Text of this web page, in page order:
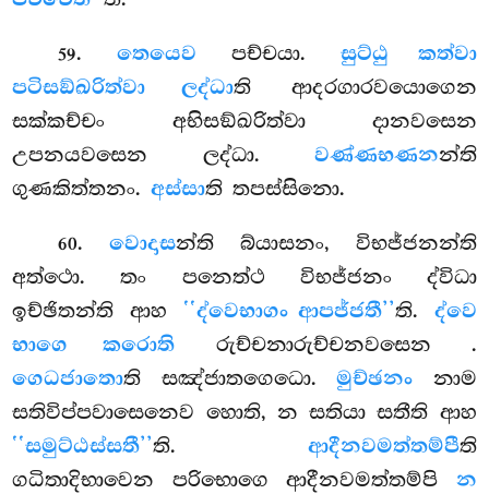
59. තෙයෙව පච්චයා. සුට්ඨු කත්වා
පටිසඞ්ඛරිත්වා ලද්ධාති ආදරගාරවයොගෙන
සක්කච්චං අභිසඞ්ඛරිත්වා දානවසෙන
උපනයවසෙන ලද්ධා. වණ්ණභණනන්ති
ගුණකිත්තනං.අස්සාති තපස්සිනො.
60. වොදාසන්ති බ්යාසනං, විභජ්ජනන්ති
අත්ථො. තං පනෙත්ථ විභජ්ජනං ද්විධා
ඉච්ඡිතන්ති ආහ ‘‘ද්වෙභාගං ආපජ්ජතී’’ති. ද්වෙ
භාගෙ කරොති රුච්චනාරුච්චනවසෙන .
ගෙධජාතොති සඤ්ජාතගෙධො.මුච්ඡනං නාම
සතිවිප්පවාසෙනෙව හොති, න සතියා සතීති ආහ
‘‘සමුට්ඨස්සතී’’ති. ආදීනවමත්තම්පීති
ගධිතාදිභාවෙන පරිභොගෙ ආදීනවමත්තම්පි න